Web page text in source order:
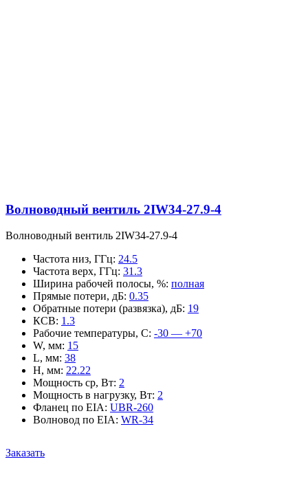
Волноводный вентиль 2IW34-27.9-4
Волноводный вентиль 2IW34-27.9-4
Частота низ, ГГц: 24.5
Частота верх, ГГц: 31.3
Ширина рабочей полосы, %: полная
Прямые потери, дБ: 0.35
Обратные потери (развязка), дБ: 19
КСВ: 1.3
Рабочие температуры, С: -30 — +70
W, мм: 15
L, мм: 38
H, мм: 22.22
Мощность ср, Вт: 2
Мощность в нагрузку, Вт: 2
Фланец по EIA: UBR-260
Волновод по EIA: WR-34
Заказать